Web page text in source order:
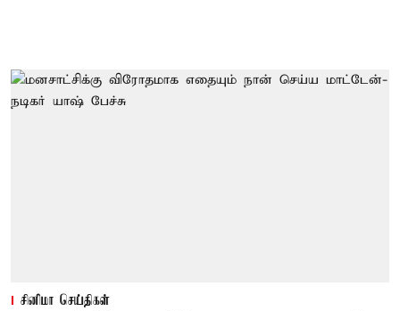
சினிமா செய்திகள்